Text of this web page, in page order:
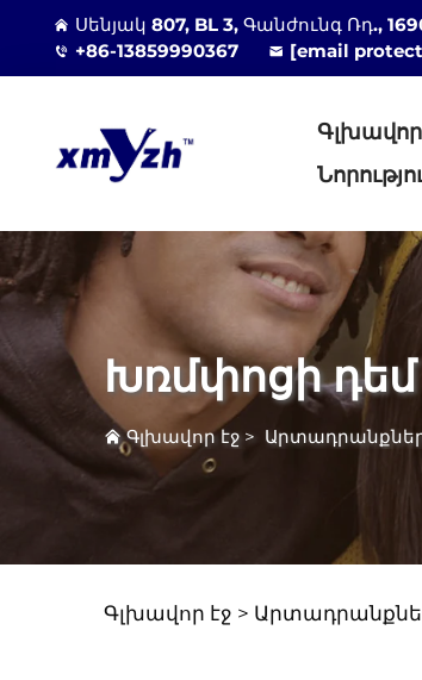
Սենյակ 807, BL 3, Գանժունգ Ռդ.,
+86-13859990367
[email
Գլխավոր
Խռմփոցի
Գլխավոր էջ>
Գլխավոր էջ >